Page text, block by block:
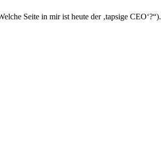
Seite in mir ist heute der ‚tapsige CEO‘?“).